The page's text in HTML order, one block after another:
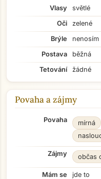
Vlasy
světlé
Oči
zelené
Brýle
nenosím
Postava
běžná
Tetování
žádné
Povaha a zájmy
Povaha mírná
Zájmy občas
Mám se
jde to